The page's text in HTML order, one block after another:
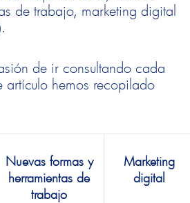
de trabajo, marketing digital
de ir consultando cada
artículo hemos recopilado
Nuevas formas y
herramientas de
trabajo
Marketing
digital